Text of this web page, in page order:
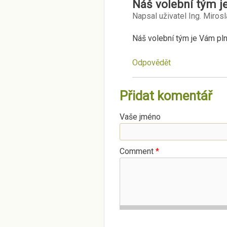
Náš volební tým
Napsal uživatel Ing.
Náš volební tým je Vám
Odpovědět
Přidat komentář
Vaše jméno
Comment *